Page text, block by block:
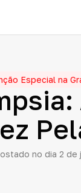
Especial na
no dia 2 de